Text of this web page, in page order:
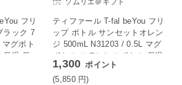
フリ
ラック 7
グボト
保温 保
ソムリエ＠ギフト
ティファール T-fal beYou フリ
ップ ボトル サンセットオレン
ジ 500mL N31203 / 0.5L マグ
ボトル ステンレスボトル 保温
保冷 炭酸対応 直飲み
1,300 ポイント
(5,850 円)